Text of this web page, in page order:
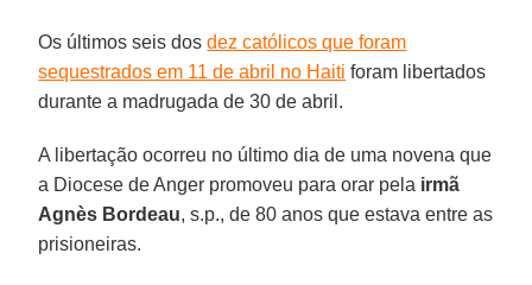
Os últimos seis dosdez católicos que foram
sequestrados em 11 de abril no Haiti foram libertados
durante a madrugada de 30 de abril.
A libertação ocorreu no último dia de uma novena que
a Diocese de Anger promoveu para orar pela irmã
Agnès Bordeau, s.p., de 80 anos que estava entre as
prisioneiras.